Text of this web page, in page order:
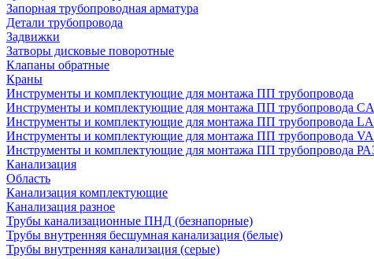
Запорная трубопроводная арматура
Детали трубопровода
Задвижки
Затворы дисковые поворотные
Клапаны обратные
Краны
Инструменты и комплектующие для монтажа ПП трубопровода
Инструменты и комплектующие для монтажа ПП трубопровода
Инструменты и комплектующие для монтажа ПП трубопровода
Инструменты и комплектующие для монтажа ПП трубопровода
Инструменты и комплектующие для монтажа ПП трубопровода
Канализация
Область
Канализация комплектующие
Канализация разное
Трубы канализационные ПНД (безнапорные)
Трубы внутренняя бесшумная канализация (белые)
Трубы внутренняя канализация (серые)